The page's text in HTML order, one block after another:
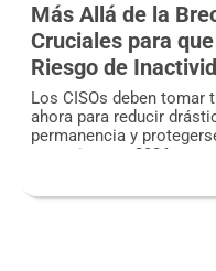
Más Allá de la
Cruciales para
Riesgo de
Los CISOs deben
ahora para reducir
permanencia y
operativas en 2026.